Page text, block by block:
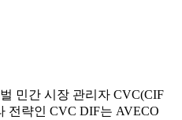
민간 시장 관리자 CVC(CIF
전략인 CVC DIF는 AVECO